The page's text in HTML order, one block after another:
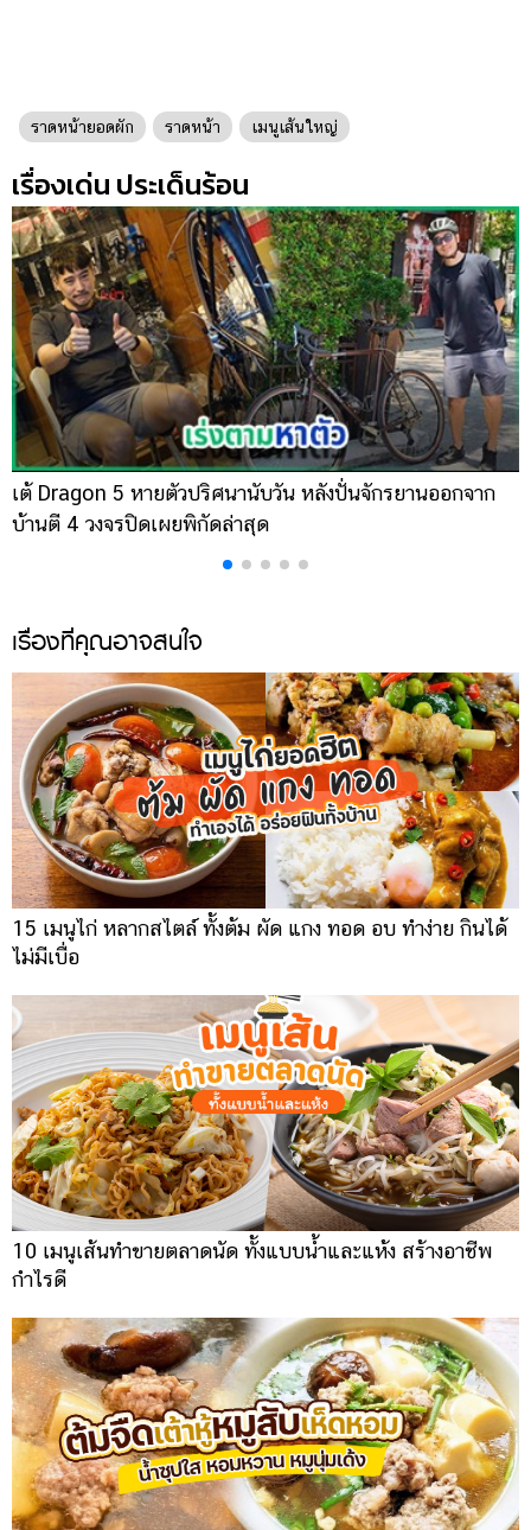
ราดหน้ายอดผัก ราดหน้า เมนูเส้นใหญ่
เรื่องเด่น ประเด็นร้อน
เต้ Dragon 5 หายตัวปริศนานับวัน หลังปั่นจักรยานออกจาก
บ้านตี 4 วงจรปิดเผยพิกัดล่าสุด
เรื่องที่คุณอาจสนใจ
15 เมนูไก่ หลากสไตล์ ทั้งต้ม ผัด แกง ทอด อบ ทำง่าย กินได้
ไม่มีเบื่อ
10 เมนูเส้นทำขายตลาดนัด ทั้งแบบน้ำและแห้ง สร้างอาชีพ
กำไรดี